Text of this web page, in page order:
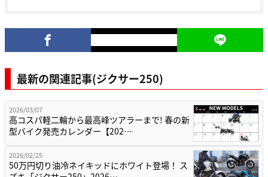
最新の関連記事(ジクサー250)
2026/03/07
高コスパ軽二輪から最高峰ツアラーまで! 春の新
型バイク発売カレンダー【202…
2026/02/25
50万円切り油冷ネイキッドにホワイト登場！ ス